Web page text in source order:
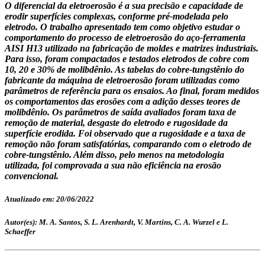
O diferencial da eletroerosão é a sua precisão e capacidade de
erodir superfícies complexas, conforme pré-modelada pelo
eletrodo. O trabalho apresentado tem como objetivo estudar o
comportamento do processo de eletroerosão do aço-ferramenta
AISI H13 utilizado na fabricação de moldes e matrizes industriais.
Para isso, foram compactados e testados eletrodos de cobre com
10, 20 e 30% de molibdênio. As tabelas do cobre-tungstênio do
fabricante da máquina de eletroerosão foram utilizadas como
parâmetros de referência para os ensaios. Ao final, foram medidos
os comportamentos das erosões com a adição desses teores de
molibdênio. Os parâmetros de saída avaliados foram taxa de
remoção de material, desgaste do eletrodo e rugosidade da
superfície erodida. Foi observado que a rugosidade e a taxa de
remoção não foram satisfatórias, comparando com o eletrodo de
cobre-tungstênio. Além disso, pelo menos na metodologia
utilizada, foi comprovada a sua não eficiência na erosão
convencional.
Atualizado em: 20/06/2022
Autor(es): M. A. Santos, S. L. Arenhardt, V. Martins, C. A. Wurzel e L.
Schaeffer